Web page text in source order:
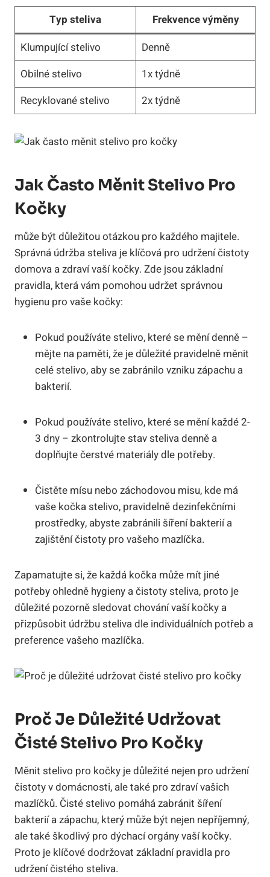
Typ steliva
Frekvence výměny
Klumpující stelivo
Denně
Obilné stelivo
1x týdně
Recyklované stelivo
2x týdně
Jak ‍často Měnit Stelivo Pro
Kočky
může ⁤být důležitou otázkou pro každého majitele.
Správná údržba steliva ‌je klíčová ⁤pro udržení čistoty
domova​ a zdraví‍ vaší kočky. Zde jsou základní
pravidla, která vám pomohou udržet správnou
hygienu‍ pro ‍vaše‌ kočky:
Pokud používáte stelivo, které se mění denně‍ –
mějte na paměti, ‍že ⁤je důležité pravidelně měnit
celé stelivo,‍ aby se zabránilo vzniku zápachu a⁣
bakterií.
Pokud používáte stelivo, ⁤které se mění každé 2-
3 dny – zkontrolujte stav steliva denně ⁤a⁣
doplňujte čerstvé materiály dle potřeby.
Čistěte mísu nebo záchodovou misu, kde ⁤má
vaše kočka ‌stelivo,​ pravidelně​ dezinfekčními
prostředky, abyste zabránili šíření bakterií ​a
zajištění⁣ čistoty pro vašeho mazlíčka.
Zapamatujte si, že každá‌ kočka může mít‍ jiné
potřeby ohledně​ hygieny ⁢a čistoty ⁢steliva, proto je
důležité pozorně sledovat ‍chování⁤ vaší kočky a
přizpůsobit údržbu ​steliva dle individuálních⁤ potřeb a
preference vašeho mazlíčka.
Proč ⁤je Důležité Udržovat
Čisté Stelivo Pro Kočky
Měnit stelivo pro kočky je důležité nejen pro udržení
čistoty v⁣ domácnosti, ale také pro‌ zdraví vašich
mazlíčků. ⁤Čisté stelivo pomáhá zabránit šíření​
bakterií a​ zápachu, který může ⁣být‌ nejen nepříjemný,
ale také škodlivý pro dýchací orgány vaší kočky.
Proto ⁢je klíčové⁤ dodržovat základní pravidla pro
udržení⁤ čistého steliva.